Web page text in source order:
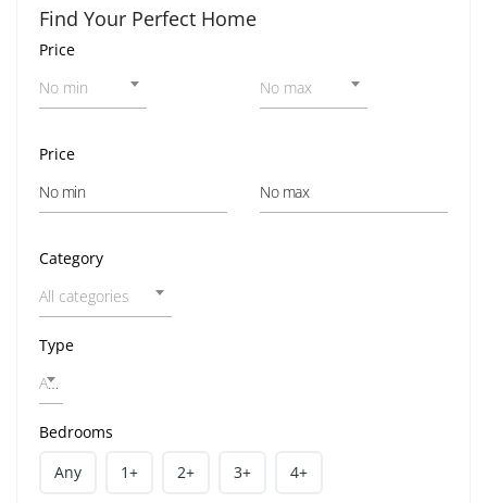
Find Your Perfect Home
Price
No min
No max
Price
Category
All categories
Type
All home types
Bedrooms
Any
1+ 2+ 3+ 4+